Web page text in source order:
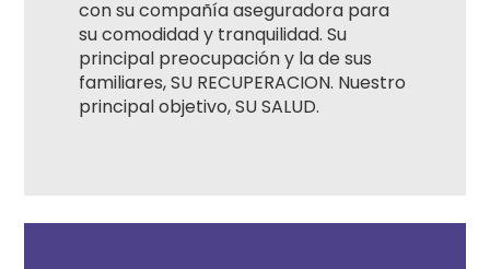
con su compañía aseguradora para
su comodidad y tranquilidad. Su
principal preocupación y la de sus
familiares, SU RECUPERACION. Nuestro
principal objetivo, SU SALUD.